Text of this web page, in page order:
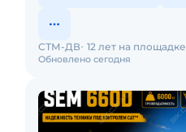
Обновлено сегодня
СТМ-ДВ 12 лет на площадке